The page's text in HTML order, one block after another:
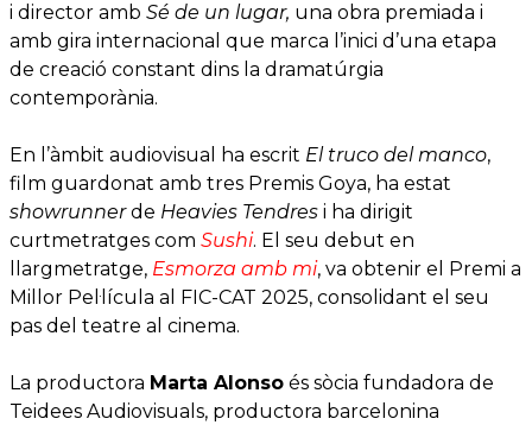
i director amb Sé de un lugar, una obra premiada i
amb gira internacional que marca l’inici d’una etapa
de creació constant dins la dramatúrgia
contemporània.
En l’àmbit audiovisual ha escrit El truco del manco,
film guardonat amb tres Premis Goya, ha estat
showrunnerde Heavies Tendres i ha dirigit
curtmetratges com Sushi. El seu debut en
llargmetratge, Esmorza amb mi, va obtenir el Premi a
Millor Pel·lícula al FIC-CAT 2025, consolidant el seu
pas del teatre al cinema.
La productora Marta Alonso és sòcia fundadora de
Teidees Audiovisuals, productora barcelonina